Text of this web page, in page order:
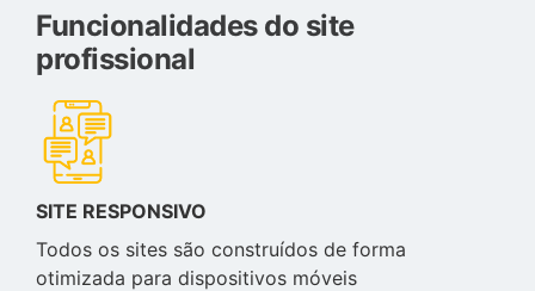
Funcionalidades do site
profissional
SITE RESPONSIVO
Todos os sites são construídos de forma
otimizada para dispositivos móveis